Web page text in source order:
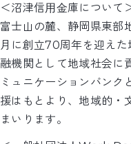
＜沼津信⽤⾦庫について
富士山の麓、静岡県東
月に創立70周年を迎え
融機関として地域社会に
ミュニケーションバンク
援はもとより、地域的・
まいります。